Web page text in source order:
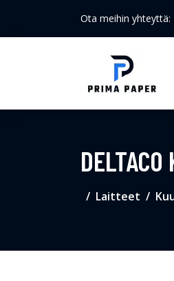
Ota meihin yhteyttä:
Laitteet